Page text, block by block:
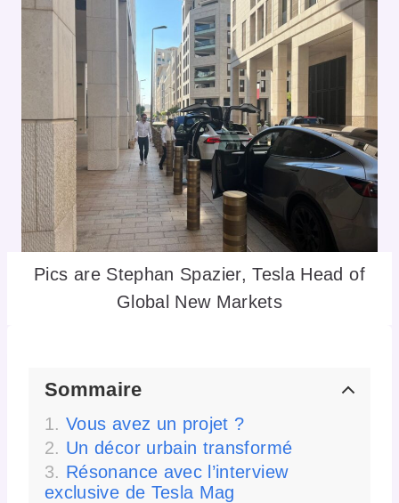
Pics are Stephan Spazier, Tesla Head of
Global New Markets
Sommaire
Vous avez un projet ?
Un décor urbain transformé
Résonance avec l’interview
exclusive de Tesla Mag